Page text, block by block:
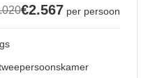
€2.567 per persoon